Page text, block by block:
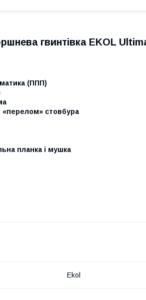
гвинтівка EKOL
(ППП)
«перелом» стовбура
планка і мушка
Ekol